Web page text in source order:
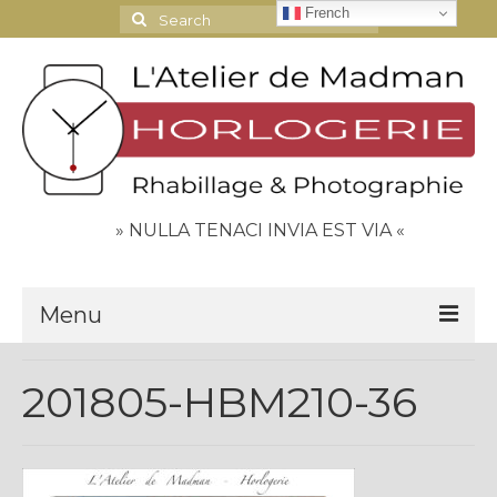
Search
for:
» NULLA TENACI INVIA EST VIA «
Menu
Contact
Espace Clients
201805-HBM210-36
French